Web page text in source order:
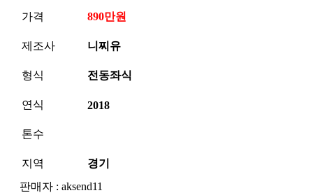
가격 890만원
제조사 니찌유
형식 전동좌식
연식 2018
톤수
지역
경기
판매자 : aksend11